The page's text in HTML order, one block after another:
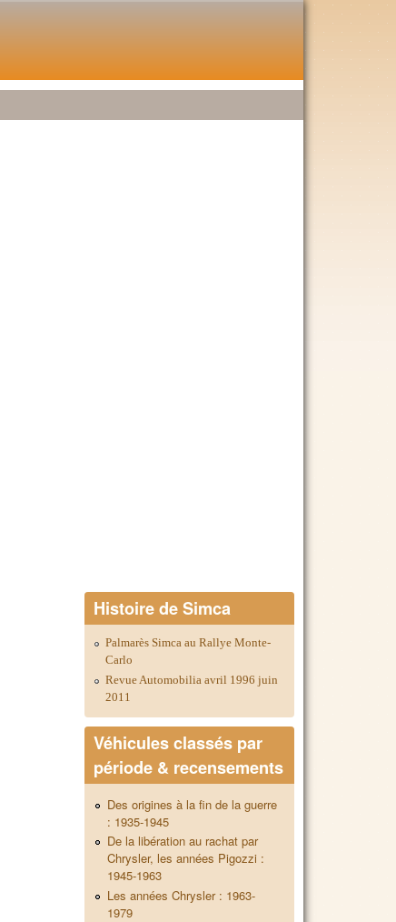
Histoire de Simca
Palmarès Simca au Rallye Monte-
Carlo
Revue Automobilia avril 1996 juin
2011
Véhicules classés par
période & recensements
Des origines à la fin de la guerre
: 1935-1945
De la libération au rachat par
Chrysler, les années Pigozzi :
1945-1963
Les années Chrysler : 1963-
1979